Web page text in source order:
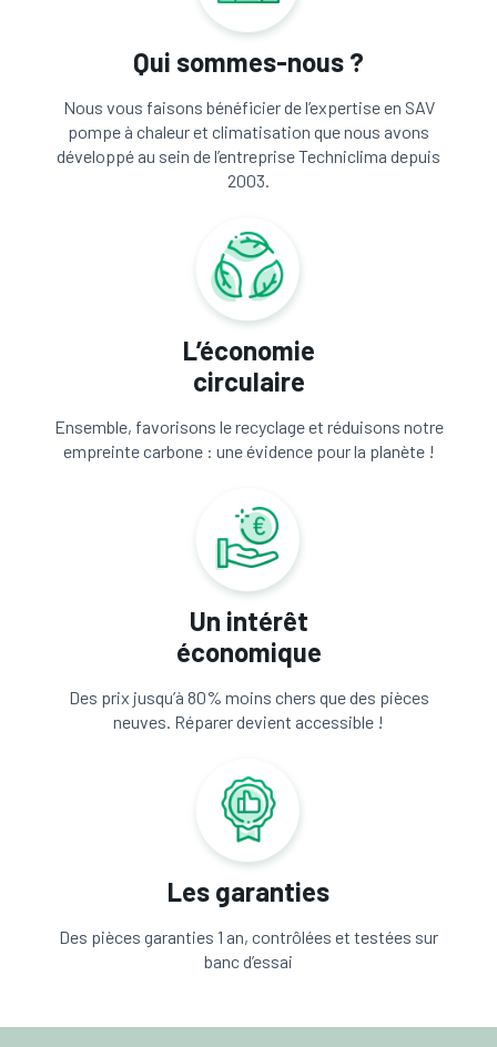
Qui sommes-nous ?
Nous vous faisons bénéficier de l’expertise en SAV
pompe à chaleur et climatisation que nous avons
développé au sein de l’entreprise Techniclima depuis
2003.
L’économie
circulaire
Ensemble, favorisons le recyclage et réduisons notre
empreinte carbone : une évidence pour la planète !
Un intérêt
économique
Des prix jusqu’à 80% moins chers que des pièces
neuves. Réparer devient accessible !
Les garanties
Des pièces garanties 1 an, contrôlées et testées sur
banc d’essai